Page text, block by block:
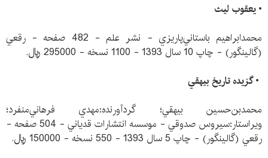
•يعقوب ليث
محمدابراهيم باستاني‌پاريزي - نشر علم - 482 صفحه - رقعي
(گالينگور) - چاپ 10 سال 1393 - 1100 نسخه - 295000 ريال.
•گزيده تاريخ بيهقي
محمدبن‌حسين بيهقي؛ گردآورنده:مهدي فرهاني‌منفرد؛
ويراستار:سيروس صدوقي - موسسه‌ انتشارات ‌قدياني - 504 صفحه -
رقعي (گالينگور) - چاپ 5 سال 1393 - 550 نسخه - 150000 ريال.